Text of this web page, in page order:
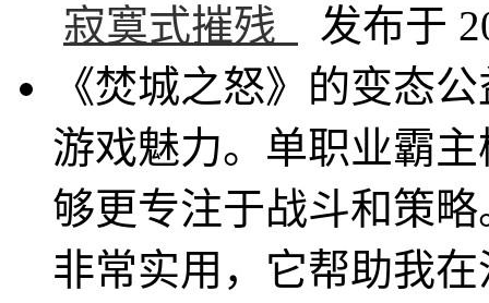
寂寞式摧残_
发布于
《焚城之怒》的变态
游戏魅力。单职业霸
够更专注于战斗和策
非常实用，它帮助我